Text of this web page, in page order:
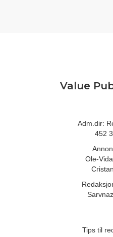
Value
Adm.dir:
452
Ole-
Tips til